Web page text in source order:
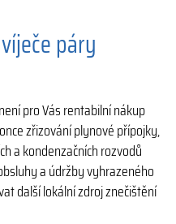
páry
pro Vás rentabilní nákup
zřizování plynové přípojky,
a kondenzačních rozvodů
a údržby vyhrazeného
další lokální zdroj znečištění